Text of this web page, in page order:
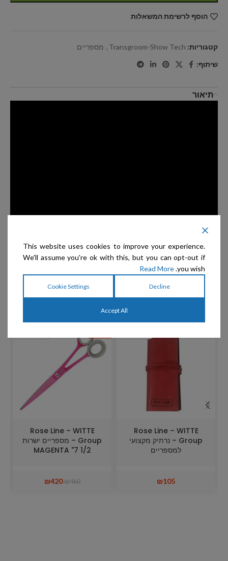
הוסף לרשימת המשאלות
קטגוריות: Transgroom-Show Tech
, מספריים
שיתוף:
תיאור
מוצרים קשורים
Rose Line – WITTE
Group – נרתיק מקצועי
למספריים
₪105
Rose Line – WITTE
Group – מספריים ישרות
1/2 7" MAGENTA
₪460
₪420
This website uses cookies to improve your experience.
We'll assume you're ok with this, but you can opt-out if
you wish.
Read More
Decline
Cookie Settings
Accept All